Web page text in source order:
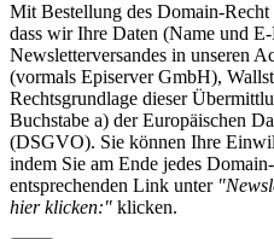
Mit Bestellung des Domain-
dass wir Ihre Daten (Name und
Newsletterversandes in unseren
(vormals Episerver GmbH),
Rechtsgrundlage dieser
Buchstabe a) der Europäischen
(DSGVO). Sie können Ihre
indem Sie am Ende jedes
entsprechenden Link unter
hier klicken:" klicken.